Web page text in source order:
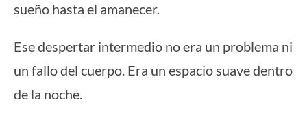
sueño hasta el amanecer.
Ese despertar intermedio no era un problema ni
un fallo del cuerpo. Era un espacio suave dentro
de la noche.